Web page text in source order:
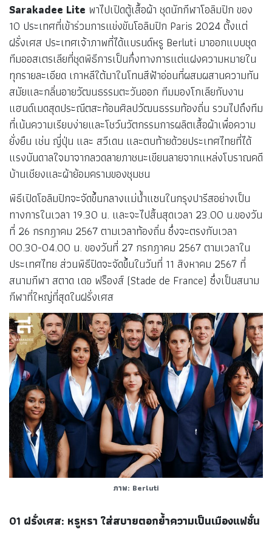
Sarakadee Lite พาไปเปิดตู้เสื้อผ้า ชุดนักกีฬาโอลิมปิก ของ
10 ประเทศที่เข้าร่วมการแข่งขันโอลิมปิก Paris 2024 ตั้งแต่
ฝรั่งเศส ประเทศเจ้าภาพที่ได้แบรนด์หรู Berluti มาออกแบบชุด
ทีมออสเตรเลียที่ชุดพิธีการเป็นกึ่งทางการแต่แฝงความหมายใน
ทุกรายละเอียด เกาหลีใต้มาในโทนสีฟ้าอ่อนที่ผสมผสานความทัน
สมัยและกลิ่นอายวัฒนธรรมตะวันออก ทีมมองโกเลียกับงาน
แฮนด์เมดสุดประณีตสะท้อนศิลปวัฒนธรรมท้องถิ่น รวมไปถึงทีม
ที่เน้นความเรียบง่ายและโชว์นวัตกรรมการผลิตเสื้อผ้าเพื่อความ
ยั่งยืน เช่น ญี่ปุ่น และ สวีเดน และตบท้ายด้วยประเทศไทยที่ได้
แรงบันดาลใจมาจากลวดลายภาชนะเขียนลายจากแหล่งโบราณคดี
บ้านเชียงและผ้าย้อมครามของชุมชน
พิธีเปิดโอลิมปิกจะจัดขึ้นกลางแม่น้ำแซนในกรุงปารีสอย่างเป็น
ทางการในเวลา 19.30 น. และจะไปสิ้นสุดเวลา 23.00 น.ของวัน
ที่ 26 กรกฎาคม 2567 ตามเวลาท้องถิ่น ซึ่งจะตรงกับเวลา
00.30-04.00 น. ของวันที่ 27 กรกฎาคม 2567 ตามเวลาใน
ประเทศไทย ส่วนพิธีปิดจะจัดขึ้นในวันที่ 11 สิงหาคม 2567 ที่
สนามกีฬา สตาด เดอ ฟร็องส์ (Stade de France) ซึ่งเป็นสนาม
กีฬาที่ใหญ่ที่สุดในฝรั่งเศส
ภาพ: Berluti
01 ฝรั่งเศส: หรูหรา ใส่สบายตอกย้ำความเป็นเมืองแฟชั่น